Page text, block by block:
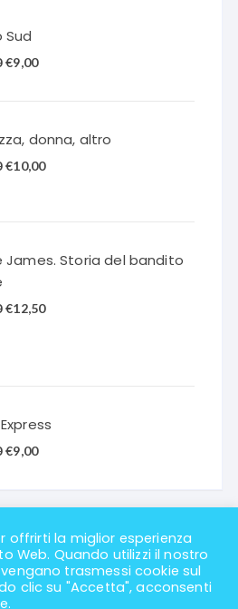
Sud
Il
€18,00.
€9,00Il
€9,00.
donna, altro
Il
€20,00.
€10,00Il
€10,00.
James. Storia del bandito
Il
€12,50Il
Il
€18,00.
€9,00Il
€9,00.
offrirti la miglior esperienza
Web. Quando utilizzi il nostro
trasmessi cookie sul
clic su "Accetta", acconsenti